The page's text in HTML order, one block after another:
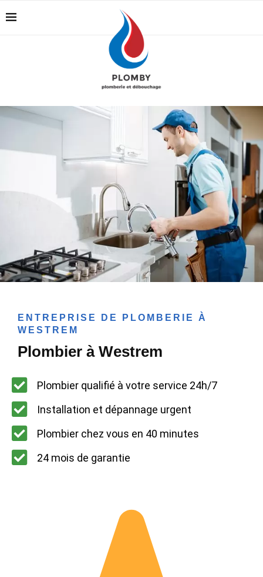
ENTREPRISE DE PLOMBERIE À
WESTREM
Plombier à Westrem
Plombier qualifié à votre service 24h/7
Installation et dépannage urgent
Plombier chez vous en 40 minutes
24 mois de garantie